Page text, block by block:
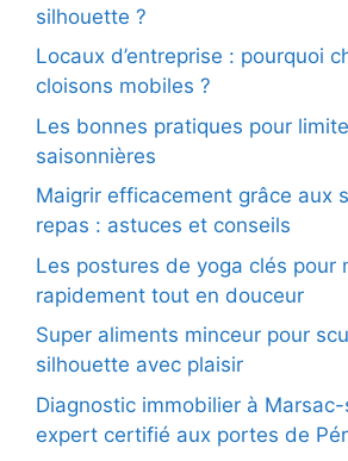
silhouette ?
Locaux d’entreprise : pourquoi
cloisons mobiles ?
Les bonnes pratiques pour
saisonnières
Maigrir efficacement grâce aux
repas : astuces et conseils
Les postures de yoga clés pour
rapidement tout en douceur
Super aliments minceur pour
silhouette avec plaisir
Diagnostic immobilier à Marsac-
expert certifié aux portes de